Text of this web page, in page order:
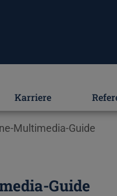
Karriere
Multimedia-Guide
Guide